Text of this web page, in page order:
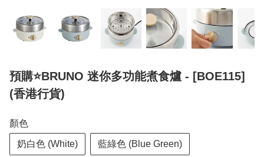
預購⭐️BRUNO 迷你多功能煮食爐 - [BOE115]
(香港行貨)
顏色
奶白色 (White) 藍綠色 (Blue Green)